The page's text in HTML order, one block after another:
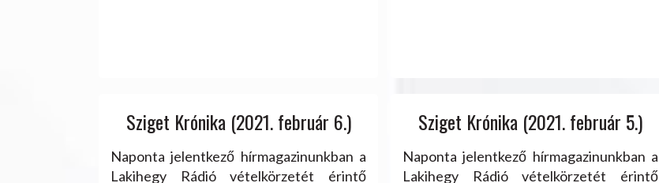
Sziget Krónika (2021. február 6.)
Naponta jelentkező hírmagazinunkban a
Lakihegy Rádió vételkörzetét érintő
Sziget Krónika (2021. február 5.)
Naponta jelentkező hírmagazinunkban a
Lakihegy Rádió vételkörzetét érintő